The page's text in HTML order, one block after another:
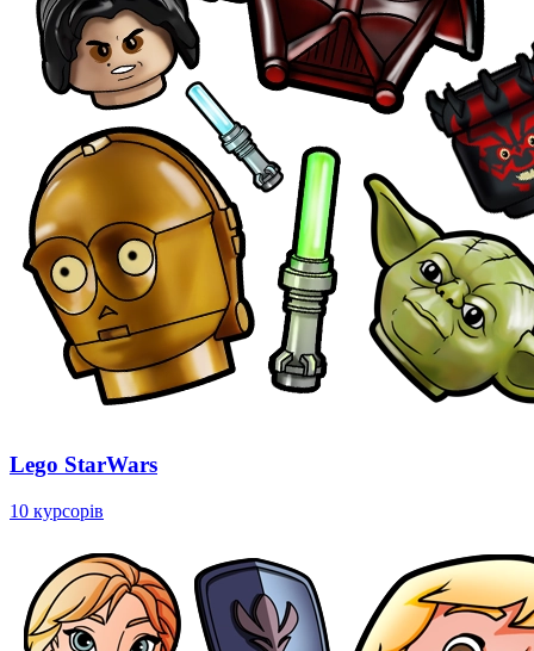
Lego StarWars
10 курсорів